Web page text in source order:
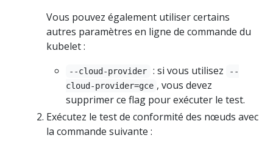
Vous pouvez également utiliser certains
autres paramètres en ligne de commande du
kubelet :
--cloud-provider : si vous utilisez
--
cloud-provider=gce , vous devez
supprimer ce flag pour exécuter le test.
Exécutez le test de conformité des nœuds avec
la commande suivante :